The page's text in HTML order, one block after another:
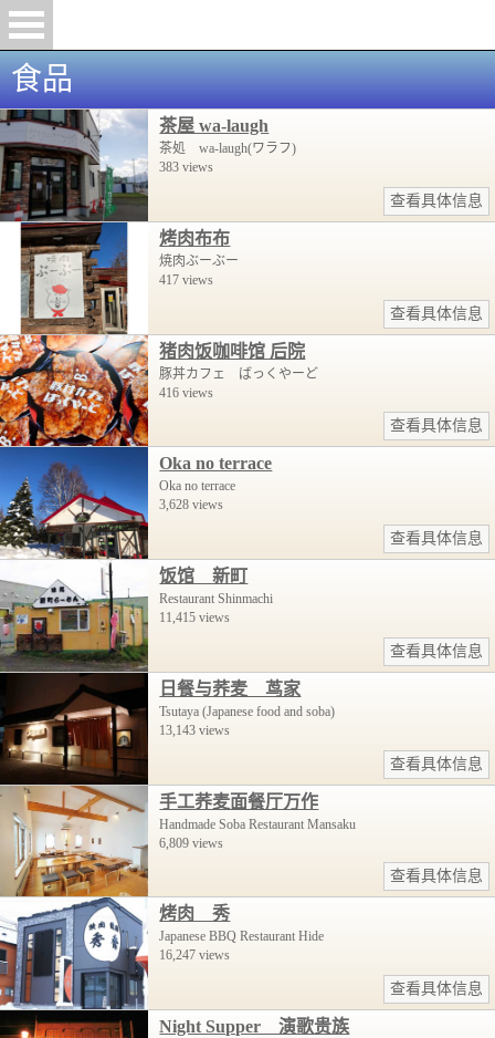
食品
茶屋 wa-laugh
茶処 wa-laugh(ワラフ)
383 views
查看具体信息
烤肉布布
焼肉ぶーぶー
417 views
查看具体信息
猪肉饭咖啡馆 后院
豚丼カフェ ばっくやーど
416 views
查看具体信息
Oka no terrace
Oka no terrace
3,628 views
查看具体信息
饭馆 新町
Restaurant Shinmachi
11,415 views
查看具体信息
日餐与荞麦 茑家
Tsutaya (Japanese food and soba)
13,143 views
查看具体信息
手工荞麦面餐厅万作
Handmade Soba Restaurant Mansaku
6,809 views
查看具体信息
烤肉 秀
Japanese BBQ Restaurant Hide
16,247 views
查看具体信息
Night Supper 演歌贵族